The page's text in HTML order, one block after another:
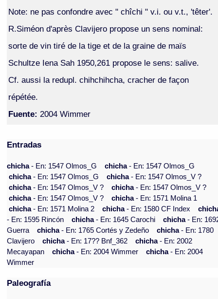
Note: ne pas confondre avec " chîchi " v.i. ou v.t., 'têter'.
R.Siméon d'après Clavijero propose un sens nominal:
sorte de vin tiré de la tige et de la graine de maïs
Schultze Iena Sah 1950,261 propose le sens: salive.
Cf. aussi la redupl. chihchihcha, cracher de façon
répétée.
Fuente: 2004 Wimmer
Entradas
chicha- En: 1547 Olmos_G chicha- En: 1547 Olmos_G
chicha- En: 1547 Olmos_G chicha- En: 1547 Olmos_V ?
chicha- En: 1547 Olmos_V ? chicha- En: 1547 Olmos_V ?
chicha- En: 1547 Olmos_V ? chicha- En: 1571 Molina 1
chicha- En: 1571 Molina 2 chicha- En: 1580 CF Index
- En: 1595 Rincón
chicha- En: 1645 Carochi chicha- En:
Guerra
chicha- En: 1765 Cortés y Zedeño chicha- En: 1780
Clavijero
chicha- En: 17?? Bnf_362 chicha- En: 2002
Mecayapan
chicha- En: 2004 Wimmer chicha- En: 2004
Wimmer
Paleografía